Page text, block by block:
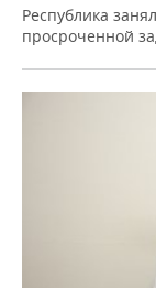
Республика
просроченной